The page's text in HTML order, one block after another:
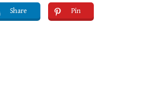
Share Pin